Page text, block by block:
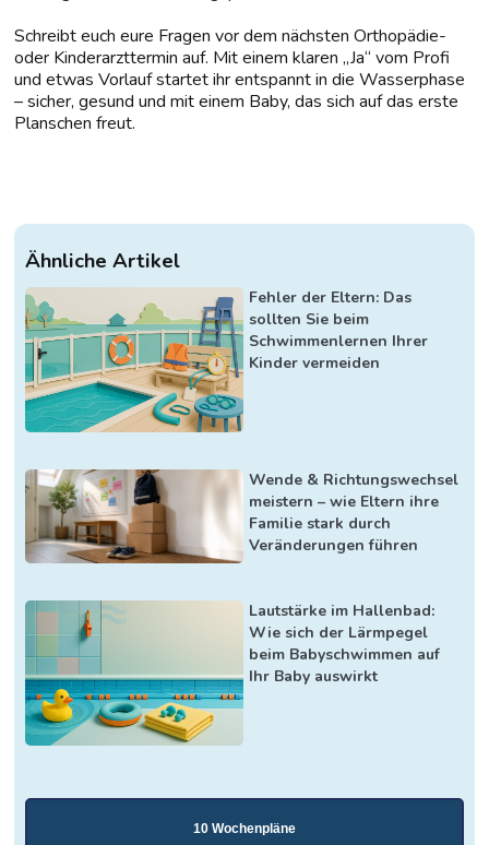
Schreibt euch eure Fragen vor dem nächsten Orthopädie-
oder Kinderarzttermin auf. Mit einem klaren „Ja“ vom Profi
und etwas Vorlauf startet ihr entspannt in die Wasserphase
– sicher, gesund und mit einem Baby, das sich auf das erste
Planschen freut.
Ähnliche Artikel
Fehler der Eltern: Das
sollten Sie beim
Schwimmenlernen Ihrer
Kinder vermeiden
Wende & Richtungswechsel
meistern – wie Eltern ihre
Familie stark durch
Veränderungen führen
Lautstärke im Hallenbad:
Wie sich der Lärmpegel
beim Babyschwimmen auf
Ihr Baby auswirkt
10 Wochenpläne